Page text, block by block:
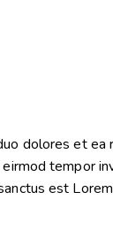
dolores et ea
tempor
est